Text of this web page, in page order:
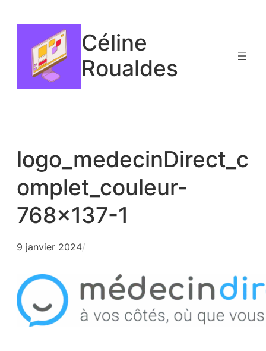
contenu
Céline
Roualdes
logo_medecinDirect_c
omplet_couleur-
768×137-1
9 janvier 2024/